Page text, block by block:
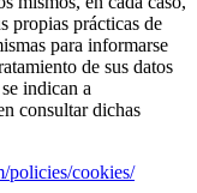
propias prácticas de
para informarse
de sus datos
indican a
consultar dichas
policies/cookies/